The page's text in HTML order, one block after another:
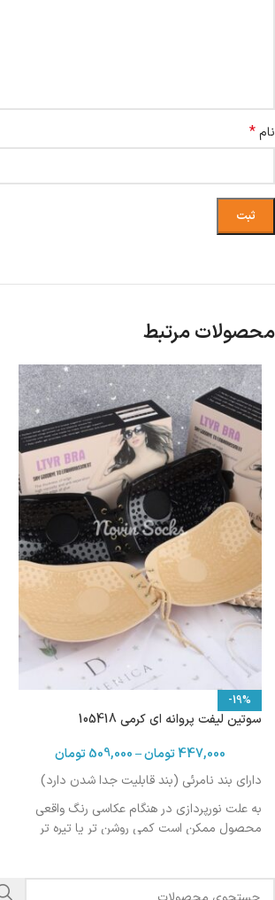
نام*
محصولات مرتبط
-19%
سوتین لیفت پروانه ای کرمی 105418
447,000تومان–
509,000 تومان
دارای بند نامرئی (بند قابلیت جدا شدن دارد)
به علت نورپردازی در هنگام عکاسی رنگ واقعی
محصول ممکن است کمی روشن تر یا تیره تر